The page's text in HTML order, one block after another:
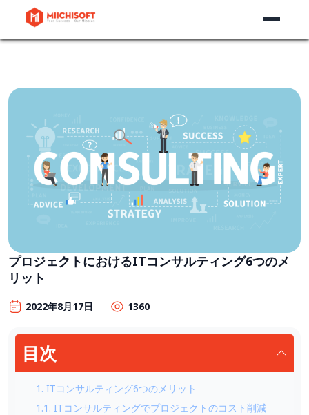
プロジェクトにおけるITコンサルティング6つのメ
リット
2022年8月17日 1360
目次
1. ITコンサルティング6つのメリット
1.1. ITコンサルティングでプロジェクトのコスト削減